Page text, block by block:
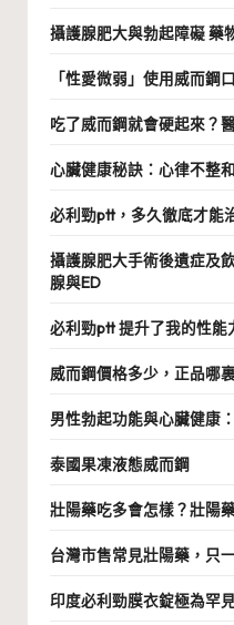
攝護腺肥大與勃起障礙 藥
「性愛微弱」使用威而鋼
吃了威而鋼就會硬起來？
心臟健康秘訣：心律不整
必利勁ptt，多久徹底才能
攝護腺肥大手術後遺症及
腺與ED
必利勁ptt 提升了我的性
威而鋼價格多少，正品哪
男性勃起功能與心臟健康
泰國果凍液態威而鋼
壯陽藥吃多會怎樣？壯陽
台灣市售常見壯陽藥，只
印度必利勁膜衣錠極為罕